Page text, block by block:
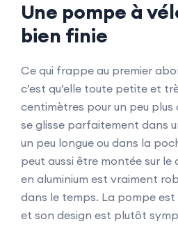
Une pompe à
bien finie
Ce qui frappe au premier
c’est qu’elle toute petite et
centimètres pour un peu plus
se glisse parfaitement dans
un peu longue ou dans la
peut aussi être montée sur
en aluminium est vraiment
dans le temps. La pompe est
et son design est plutôt